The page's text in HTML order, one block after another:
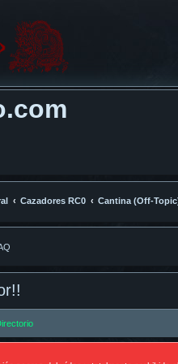
Cazadores RC0 Cantina (Off-